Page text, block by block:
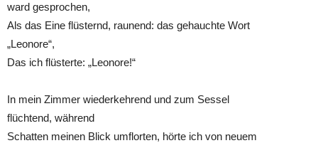
ward gesprochen,
Als das Eine flüsternd, raunend: das gehauchte Wort
„Leonore“,
Das ich flüsterte: „Leonore!“
In mein Zimmer wiederkehrend und zum Sessel
flüchtend, während
Schatten meinen Blick umflorten, hörte ich von neuem